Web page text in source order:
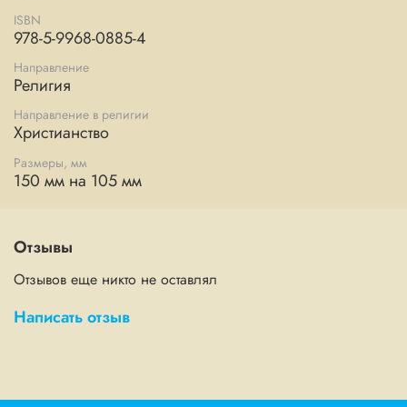
ISBN
978-5-9968-0885-4
Направление
Религия
Направление в религии
Христианство
Размеры, мм
150 мм на 105 мм
Отзывы
Отзывов еще никто не оставлял
Написать отзыв